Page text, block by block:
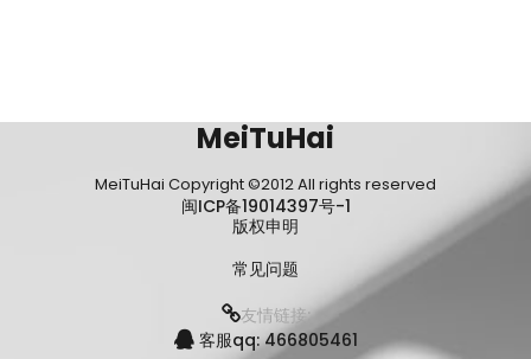
MeiTuHai
MeiTuHai Copyright ©2012 All rights reserved
闽ICP备19014397号-1
版权申明
常见问题
友情链接:
客服qq: 466805461